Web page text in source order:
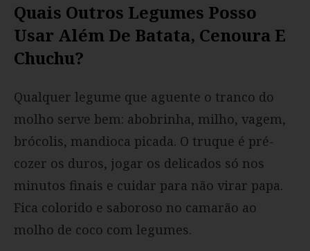
Quais Outros Legumes Posso
Usar Além De Batata, Cenoura E
Chuchu?
Qualquer legume que aguente o tranco do
molho serve bem: abobrinha, milho, vagem,
brócolis, mandioca picada. O truque é pré-
cozer os duros, jogar os delicados só nos
minutos finais e cuidar para não virar papa.
Fica colorido e saboroso no camarão ao
molho de coco com legumes.